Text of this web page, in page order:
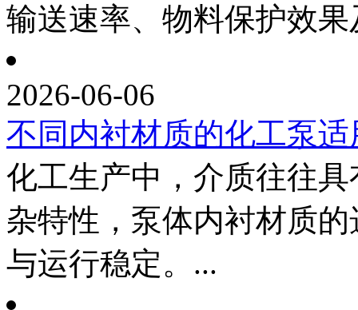
输送速率、物料保护效
2026-06-06
不同内衬材质的化工泵
化工生产中，介质往往
杂特性，泵体内衬材质
与运行稳定。...